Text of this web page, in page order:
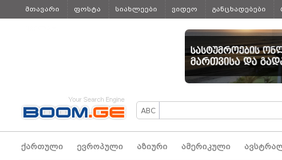
მთავარი ფოსტა სიახლეები ვიდეო განცხადებები
ქართული ევროპული აზიური ამერიკული